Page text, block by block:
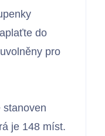
do
pro
stanoven
je 148 míst.